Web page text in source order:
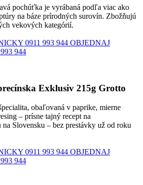
pochúťka je vyrábaná podľa viac ako
na báze prírodných surovín. Zbožňujú
vekových kategórií.
0911 993 944 OBJEDNAJ
944
Exklusiv 215g Grotto
obaľovaná v paprike, mierne
– prísne tajný recept na
na Slovensku – bez prestávky už od roku
0911 993 944 OBJEDNAJ
944